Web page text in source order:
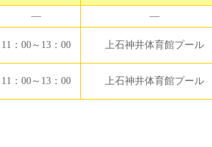
― ―
11：00～13：00 上石神井体育館プール
11：00～13：00 上石神井体育館プール